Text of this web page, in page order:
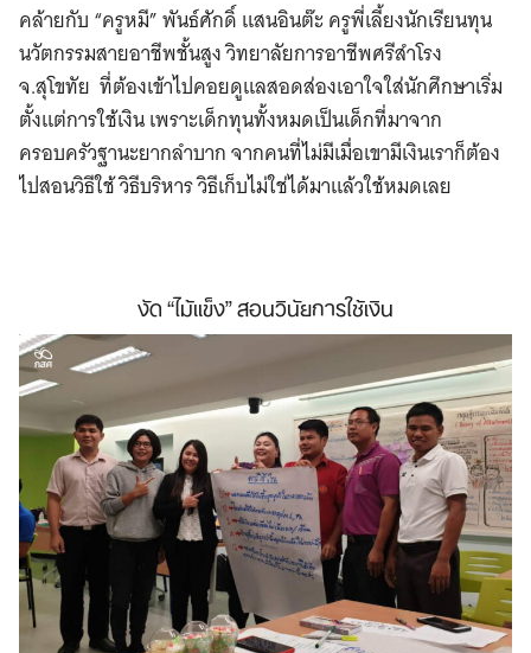
คล้ายกับ “ครูหมี” พันธ์ศักดิ์ แสนอินต๊ะ ครูพี่เลี้ยงนักเรียนทุน
นวัตกรรมสายอาชีพชั้นสูง วิทยาลัยการอาชีพศรีสำโรง
จ.สุโขทัย ที่ต้องเข้าไปคอยดูแลสอดส่องเอาใจใส่นักศึกษาเริ่ม
ตั้งแต่การใช้เงิน เพราะเด็กทุนทั้งหมดเป็นเด็กที่มาจาก
ครอบครัวฐานะยากลำบาก จากคนที่ไม่มีเมื่อเขามีเงินเราก็ต้อง
ไปสอนวิธีใช้ วิธีบริหาร วิธีเก็บไม่ใช่ได้มาแล้วใช้หมดเลย
งัด “ไม้แข็ง” สอนวินัยการใช้เงิน